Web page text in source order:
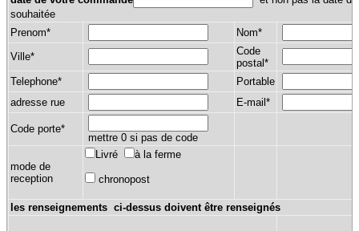
souhaitée
Prenom*
Nom*
Ville*
Code
postal*
Telephone*
Portable
adresse rue
E-mail*
Code porte*
mettre 0 si pas de code
mode de
reception
Livré à la ferme
chronopost
les renseignements ci-dessus doivent être renseignés